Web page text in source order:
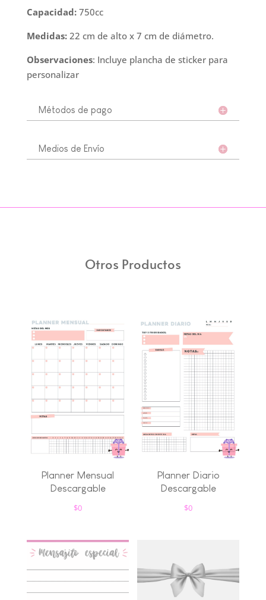
Capacidad: 750cc
Medidas:22 cm de alto x 7 cm de diámetro.
Observaciones: Incluye plancha de sticker para
personalizar
Métodos de pago
Medios de Envío
Otros Productos
Planner Mensual
Descargable
$0
Planner Diario
Descargable
$0